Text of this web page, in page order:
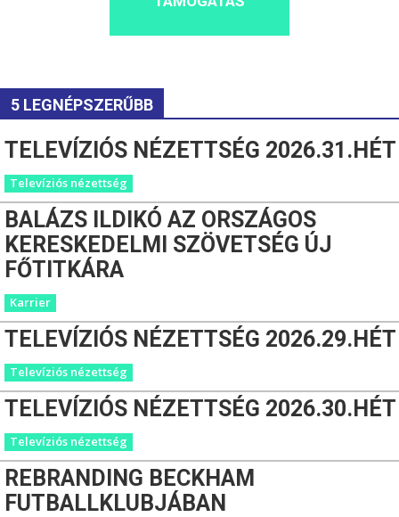
5 LEGNÉPSZERŰBB
TELEVÍZIÓS NÉZETTSÉG 2026.31.HÉT
Televíziós nézettség
BALÁZS ILDIKÓ AZ ORSZÁGOS
KERESKEDELMI SZÖVETSÉG ÚJ
FŐTITKÁRA
Karrier
TELEVÍZIÓS NÉZETTSÉG 2026.29.HÉT
Televíziós nézettség
TELEVÍZIÓS NÉZETTSÉG 2026.30.HÉT
Televíziós nézettség
REBRANDING BECKHAM
FUTBALLKLUBJÁBAN